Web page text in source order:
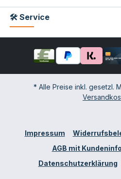
🛠 Service
* Alle Preise inkl. gesetzl.
Impressum
AGB mit
Datenschutzerklärung